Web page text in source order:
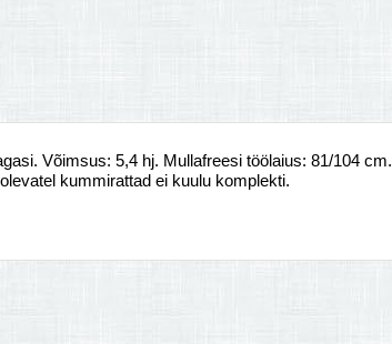
Võimsus: 5,4 hj. Mullafreesi töölaius: 81/104 cm.
kummirattad ei kuulu komplekti.